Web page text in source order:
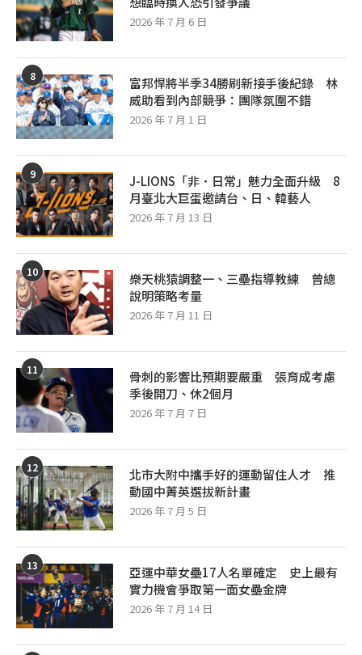
2026 年 7 月 6 日
8
富邦悍將半季34勝刷新接手後紀錄 林
威助看到內部競爭：團隊氛圍不錯
2026 年 7 月 1 日
9
J-LIONS「非．日常」魅力全面升級 8
月臺北大巨蛋邀請台、日、韓藝人
2026 年 7 月 13 日
10
樂天桃猿調整一、三壘指導教練 曾總
說明策略考量
2026 年 7 月 11 日
11
骨刺的影響比預期要嚴重 張育成考慮
季後開刀、休2個月
2026 年 7 月 7 日
12
北市大附中攜手好的運動留住人才 推
動國中菁英選拔新計畫
2026 年 7 月 5 日
13
亞運中華女壘17人名單確定 史上最有
實力機會爭取第一面女壘金牌
2026 年 7 月 14 日